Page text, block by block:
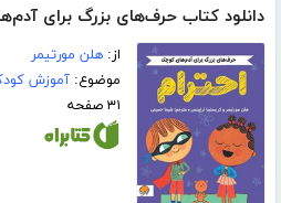
دانلود کتاب حرف‌های بزرگ برای
از:هلن مورتیمر
موضوع:آموزش
۳۱ صفحه